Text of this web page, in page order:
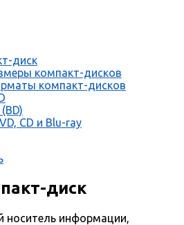
диск
компакт-дисков
компакт-дисков
CD и Blu-ray
диск
носитель информации,